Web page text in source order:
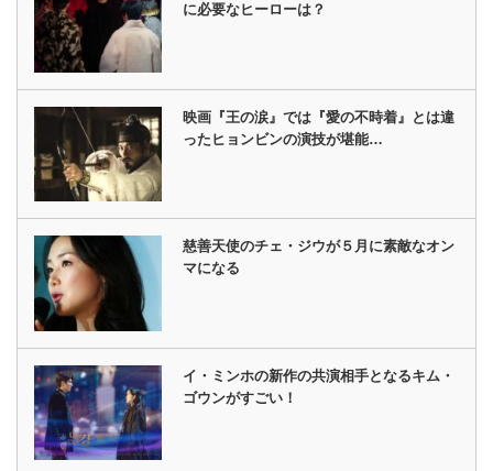
に必要なヒーローは？
映画『王の涙』では『愛の不時着』とは違
ったヒョンビンの演技が堪能…
慈善天使のチェ・ジウが５月に素敵なオン
マになる
イ・ミンホの新作の共演相手となるキム・
ゴウンがすごい！